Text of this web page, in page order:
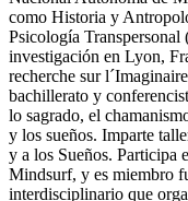
como Historia y
Psicología
investigación en Lyon,
recherche sur
bachillerato y
lo sagrado, el
y los sueños. Imparte
y a los Sueños. Participa
Mindsurf, y es miembro
interdisciplinario que